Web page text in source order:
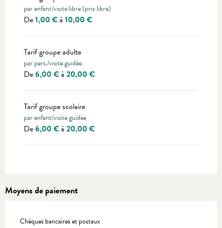
par enfant/visite libre (prix libre)
De1,00 €à 10,00 €
Tarif groupe adulte
par pers./visite guidée
De6,00 €à 20,00 €
Tarif groupe scolaire
par enfant/visite guidée
De6,00 €à 20,00 €
Moyens de paiement
Chèques bancaires et postaux